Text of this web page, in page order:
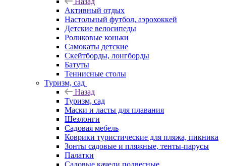
Активный отдых
Настольный футбол, аэрохоккей
Детские велосипеды
Роликовые коньки
Самокаты детские
Скейтборды, лонгборды
Батуты
Теннисные столы
Туризм, сад
Назад
Туризм, сад
Маски и ласты для плавания
Шезлонги
Садовая мебель
Коврики туристические для пляжа, пикника
Зонты садовые и пляжные, тенты-парусы
Палатки
Садовые качели подвесные